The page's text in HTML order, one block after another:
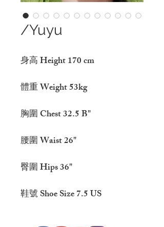
/Yuyu
身高 Height 170 cm
體重 Weight 53kg
胸圍 Chest 32.5 B"
腰圍 Waist 26"
臀圍 Hips 36"
鞋號 Shoe Size 7.5 US